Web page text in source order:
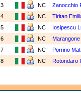
3 NC
Zanocchio
4 NC
Tiritan
5 NC
Iosipescu
6 NC
7 NC
Porrino
8 NC Rotondaro